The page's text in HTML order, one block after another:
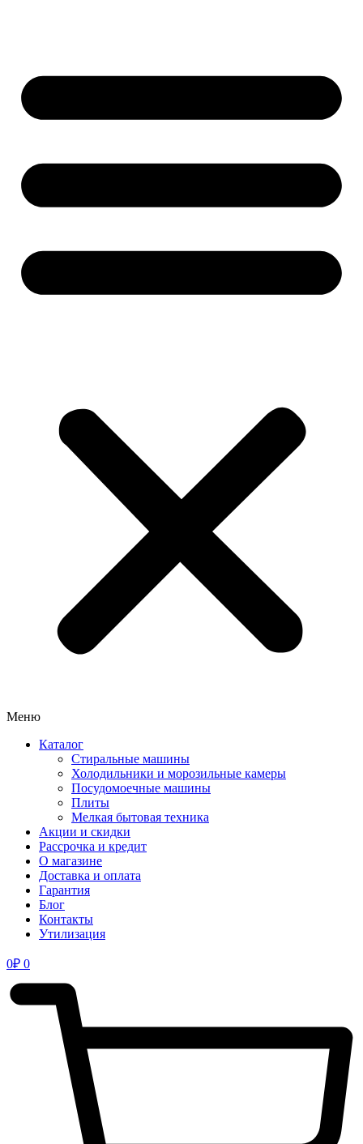
Меню
Каталог
Стиральные машины
Холодильники и морозильные камеры
Посудомоечные машины
Плиты
Мелкая бытовая техника
Акции и скидки
Рассрочка и кредит
О магазине
Доставка и оплата
Гарантия
Блог
Контакты
Утилизация
0₽ 0